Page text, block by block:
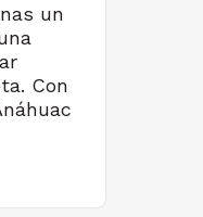
un
Con